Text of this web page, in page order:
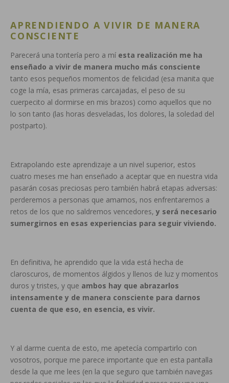
APRENDIENDO A VIVIR DE MANERA
CONSCIENTE
Parecerá una tontería pero a mí esta realización me ha
enseñado a vivir de manera mucho más consciente
tanto esos pequeños momentos de felicidad (esa manita que
coge la mía, esas primeras carcajadas, el peso de su
cuerpecito al dormirse en mis brazos) como aquellos que no
lo son tanto (las horas desveladas, los dolores, la soledad del
postparto).
Extrapolando este aprendizaje a un nivel superior, estos
cuatro meses me han enseñado a aceptar que en nuestra vida
pasarán cosas preciosas pero también habrá etapas adversas:
perderemos a personas que amamos, nos enfrentaremos a
retos de los que no saldremos vencedores,y será necesario
sumergirnos en esas experiencias para seguir viviendo.
En definitiva, he aprendido que la vida está hecha de
claroscuros, de momentos álgidos y llenos de luz y momentos
duros y tristes, y que ambos hay que abrazarlos
intensamente y de manera consciente para darnos
cuenta de que eso, en esencia, es vivir.
Y al darme cuenta de esto, me apetecía compartirlo con
vosotros, porque me parece importante que en esta pantalla
desde la que me lees (en la que seguro que también navegas